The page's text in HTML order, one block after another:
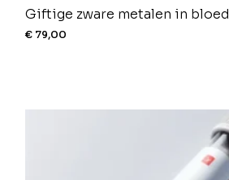
Giftige zware metalen in bloed
€ 79,00